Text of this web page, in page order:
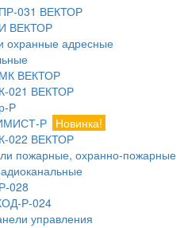
031 ВЕКТОР
ВЕКТОР
охранные адресные
ВЕКТОР
021 ВЕКТОР
Р
Р Новинка!
022 ВЕКТОР
пожарные, охранно-пожарные
028
Р-024
управления